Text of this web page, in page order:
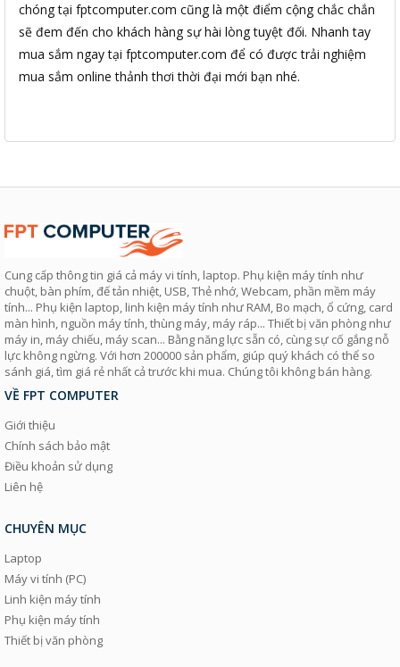
chóng tại fptcomputer.com cũng là một điểm cộng chắc chắn
sẽ đem đến cho khách hàng sự hài lòng tuyệt đối. Nhanh tay
mua sắm ngay tại fptcomputer.com để có được trải nghiệm
mua sắm online thảnh thơi thời đại mới bạn nhé.
Cung cấp thông tin giá cả máy vi tính, laptop. Phụ kiện máy tính như
chuột, bàn phím, đế tản nhiệt, USB, Thẻ nhớ, Webcam, phần mềm máy
tính... Phụ kiện laptop, linh kiện máy tính như RAM, Bo mạch, ổ cứng, card
màn hình, nguồn máy tính, thùng máy, máy ráp... Thiết bị văn phòng như
máy in, máy chiếu, máy scan... Bằng năng lực sẵn có, cùng sự cố gắng nỗ
lực không ngừng. Với hơn 200000 sản phẩm, giúp quý khách có thể so
sánh giá, tìm giá rẻ nhất cả trước khi mua. Chúng tôi không bán hàng.
VỀ FPT COMPUTER
Giới thiệu
Chính sách bảo mật
Điều khoản sử dụng
Liên hệ
CHUYÊN MỤC
Laptop
Máy vi tính (PC)
Linh kiện máy tính
Phụ kiện máy tính
Thiết bị văn phòng